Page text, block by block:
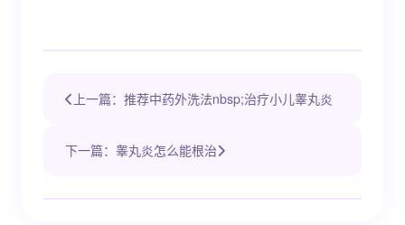
上一篇：推荐中药外洗法nbsp;治疗小儿睾丸炎
下一篇：睾丸炎怎么能根治